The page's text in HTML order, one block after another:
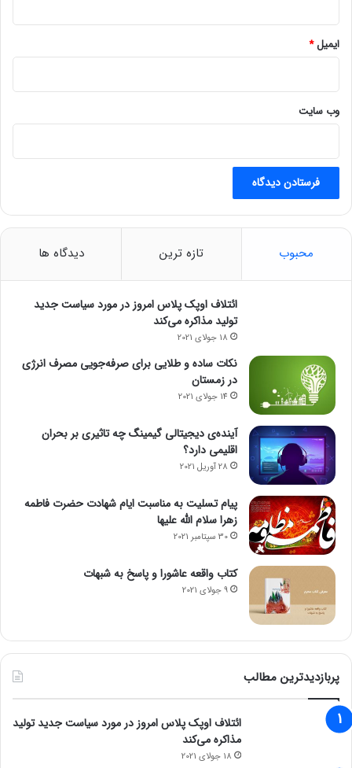
ن
ش
د
ایمیل*
وب‌ سایت
محبوب تازه ترین دیدگاه ها
ائتلاف اوپک پلاس امروز در مورد سیاست جدید
تولید مذاکره می‌کند
18 جولای 2021
نکات ساده و طلایی برای صرفه‌جویی مصرف انرژی
در زمستان
14 جولای 2021
آینده‌ی دیجیتالی گیمینگ چه تاثیری بر بحران
اقلیمی دارد؟
28 آوریل 2021
پیام تسلیت به مناسبت ایام شهادت حضرت فاطمه
زهرا سلام الله علیها
30 سپتامبر 2021
کتاب واقعه عاشورا و پاسخ به شبهات
9 جولای 2021
پربازدیدترین مطالب
ائتلاف اوپک پلاس امروز در مورد سیاست جدید تولید
مذاکره می‌کند
18 جولای 2021